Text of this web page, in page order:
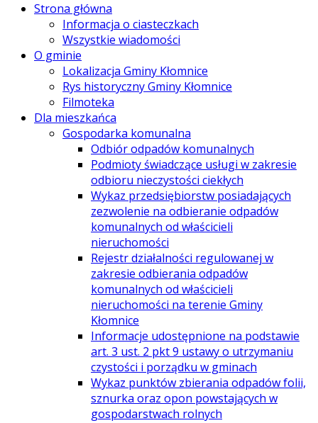
Strona główna
Informacja o ciasteczkach
Wszystkie wiadomości
O gminie
Lokalizacja Gminy Kłomnice
Rys historyczny Gminy Kłomnice
Filmoteka
Dla mieszkańca
Gospodarka komunalna
Odbiór odpadów komunalnych
Podmioty świadczące usługi w zakresie
odbioru nieczystości ciekłych
Wykaz przedsiębiorstw posiadających
zezwolenie na odbieranie odpadów
komunalnych od właścicieli
nieruchomości
Rejestr działalności regulowanej w
zakresie odbierania odpadów
komunalnych od właścicieli
nieruchomości na terenie Gminy
Kłomnice
Informacje udostępnione na podstawie
art. 3 ust. 2 pkt 9 ustawy o utrzymaniu
czystości i porządku w gminach
Wykaz punktów zbierania odpadów folii,
sznurka oraz opon powstających w
gospodarstwach rolnych